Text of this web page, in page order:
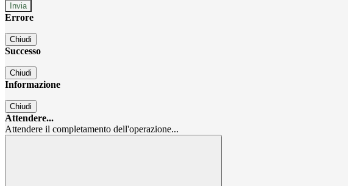
Errore
Chiudi
Successo
Chiudi
Informazione
Chiudi
Attendere...
Attendere il completamento dell'operazione...